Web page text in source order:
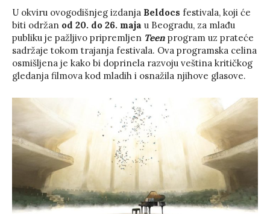
U okviru ovogodišnjeg izdanja Beldocs festivala, koji će
biti održan od 20. do 26. maja u Beogradu, za mlađu
publiku je pažljivo pripremljen Teen program uz prateće
sadržaje tokom trajanja festivala. Ova programska celina
osmišljena je kako bi doprinela razvoju veština kritičkog
gledanja filmova kod mladih i osnažila njihove glasove.